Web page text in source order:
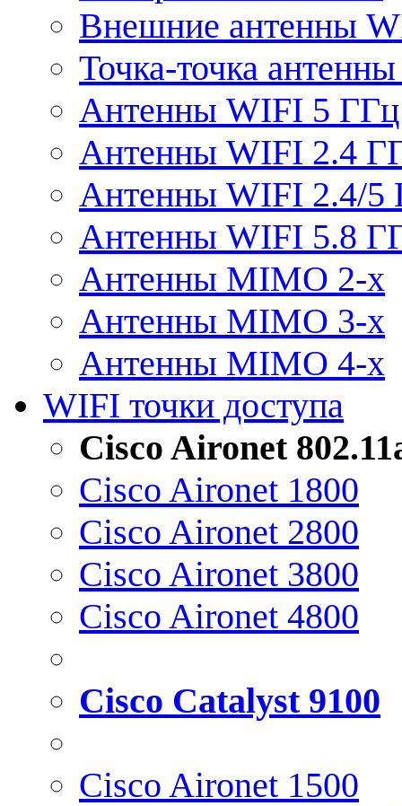
Внешние антенны
Точка-точка
Антенны WIFI 5 ГГц
Антенны WIFI 2.4
Антенны WIFI 2.4/5
Антенны WIFI 5.8
Антенны MIMO 2-x
Антенны MIMO 3-x
Антенны MIMO 4-x
WIFI точки доступа
Cisco Aironet
Cisco Aironet 1800
Cisco Aironet 2800
Cisco Aironet 3800
Cisco Aironet 4800
Cisco Catalyst 9100
Cisco Aironet 1500